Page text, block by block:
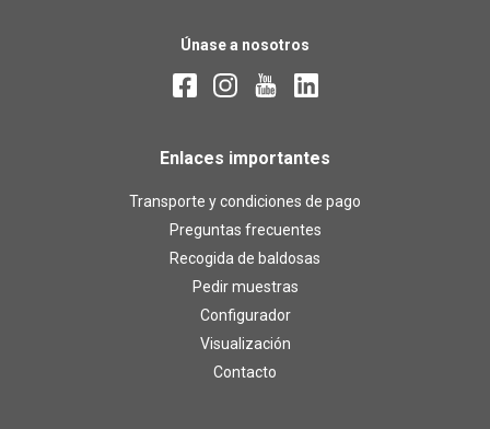
Únase a nosotros
Enlaces importantes
Transporte y condiciones de pago
Preguntas frecuentes
Recogida de baldosas
Pedir muestras
Configurador
Visualización
Contacto